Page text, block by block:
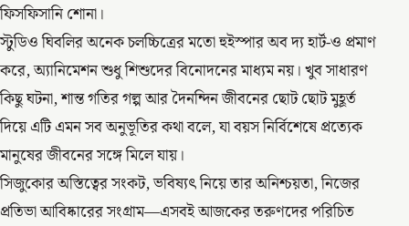
ফিসফিসানি শোনা।
স্টুডিও ঘিবলির অনেক চলচ্চিত্রের মতো হুইস্পার অব দ্য হার্ট-ও প্রমাণ
করে, অ্যানিমেশন শুধু শিশুদের বিনোদনের মাধ্যম নয়। খুব সাধারণ
কিছু ঘটনা, শান্ত গতির গল্প আর দৈনন্দিন জীবনের ছোট ছোট মুহূর্ত
দিয়ে এটি এমন সব অনুভূতির কথা বলে, যা বয়স নির্বিশেষে প্রত্যেক
মানুষের জীবনের সঙ্গে মিলে যায়।
সিজুকোর অস্তিত্বের সংকট, ভবিষ্যৎ নিয়ে তার অনিশ্চয়তা, নিজের
প্রতিভা আবিষ্কারের সংগ্রাম—এসবই আজকের তরুণদের পরিচিত